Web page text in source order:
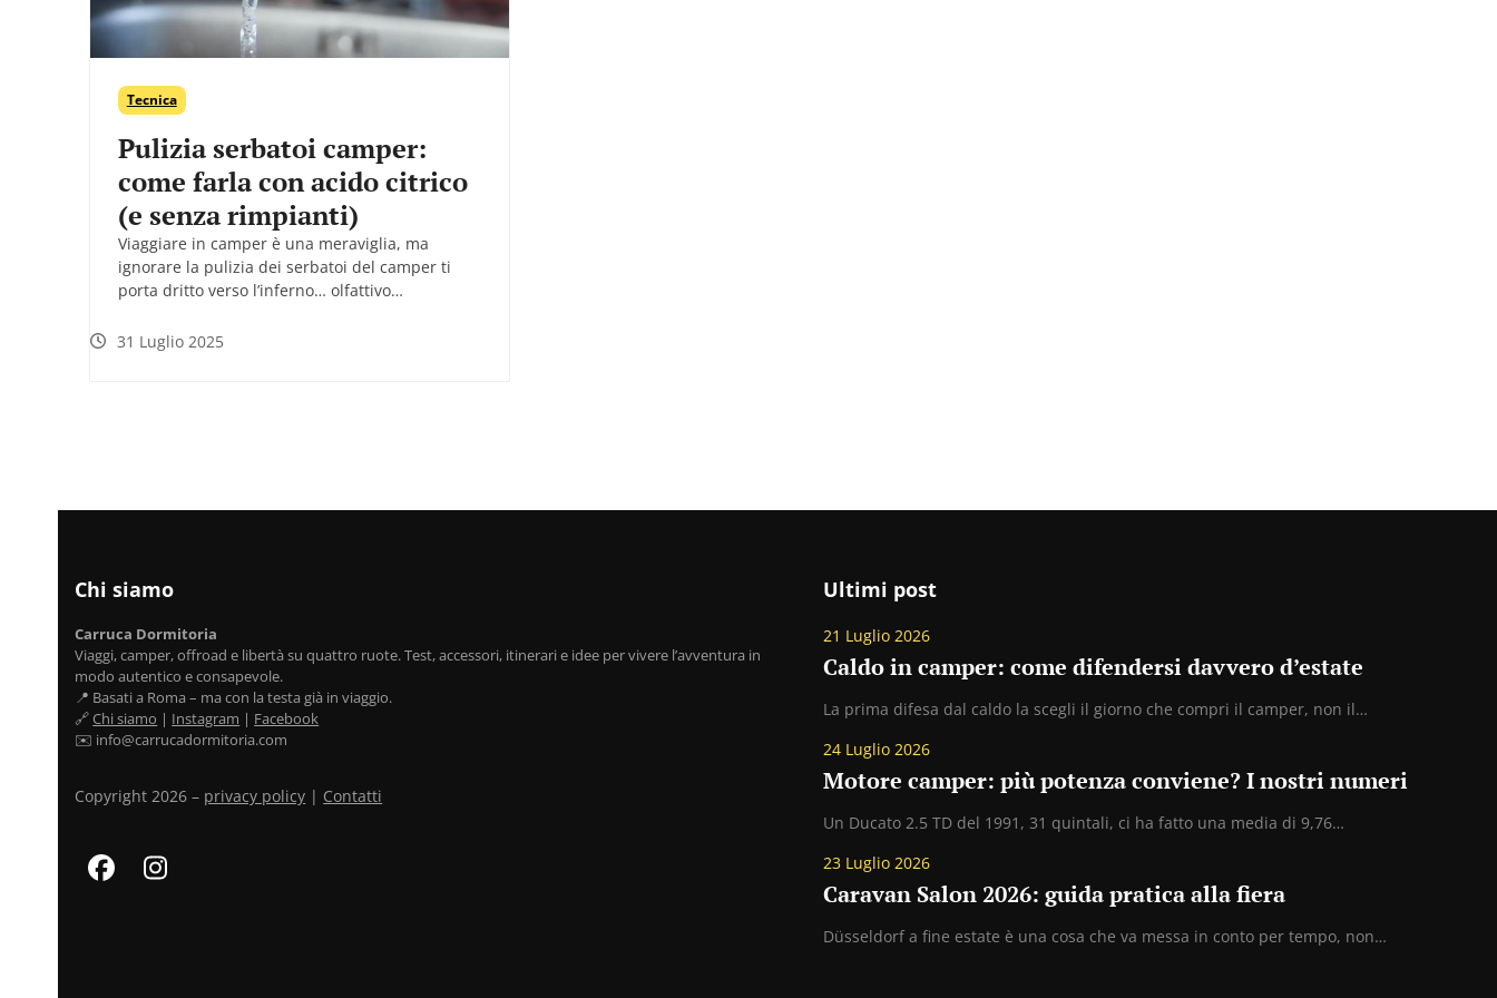
Tecnica
Pulizia serbatoi camper:
come farla con acido citrico
(e senza rimpianti)
Viaggiare in camper è una meraviglia, ma
ignorare la pulizia dei serbatoi del camper ti
porta dritto verso l’inferno… olfattivo…
31 Luglio 2025
Chi siamo
Carruca Dormitoria
Viaggi, camper, offroad e libertà su quattro ruote. Test, accessori, itinerari e idee per vivere l’avventura in
modo autentico e consapevole.
📍 Basati a Roma – ma con la testa già in viaggio.
🔗Chi siamo | Instagram | Facebook
✉️ info@carrucadormitoria.com
Copyright 2026 – privacy policy | Contatti
FacebookInstagram
Ultimi post
21 Luglio 2026
Caldo in camper: come difendersi davvero d’estate
La prima difesa dal caldo la scegli il giorno che compri il camper, non il…
24 Luglio 2026
Motore camper: più potenza conviene? I nostri numeri
Un Ducato 2.5 TD del 1991, 31 quintali, ci ha fatto una media di 9,76…
23 Luglio 2026
Caravan Salon 2026: guida pratica alla fiera
Düsseldorf a fine estate è una cosa che va messa in conto per tempo, non…